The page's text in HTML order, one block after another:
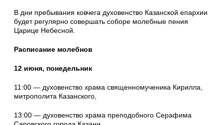
В дни пребывания ковчега духовенство Казанской епархии
будет регулярно совершать соборе молебные пения
Царице Небесной.
Расписание молебнов
12 июня, понедельник
11:00 — духовенство храма священномученика Кирилла,
митрополита Казанского,
13:00 — духовенство храма преподобного Серафима